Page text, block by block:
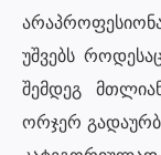
უშვებს
შემდეგ
ორჯერ